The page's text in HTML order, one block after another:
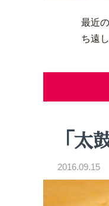
最近
ち遠
「太
2016.09.15